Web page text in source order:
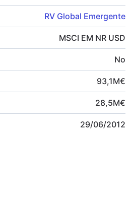
RV Global Emergente
MSCI EM NR USD
No
93,1M€
28,5M€
29/06/2012